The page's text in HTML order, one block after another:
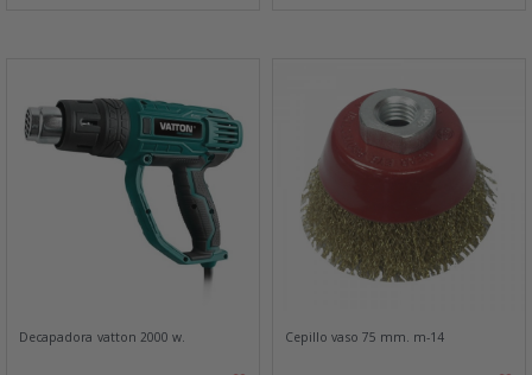
Decapadora vatton 2000 w. Cepillo vaso 75 mm. m-14